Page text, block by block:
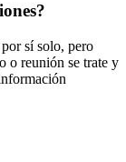
sí solo, pero
o reunión se trate y